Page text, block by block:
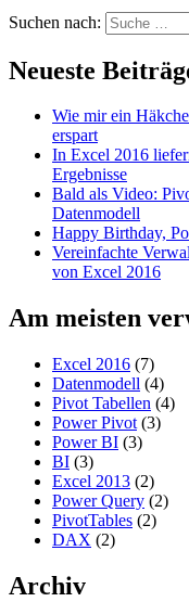
Suchen nach:
Neueste
Wie mir ein
erspart
In Excel 2016
Ergebnisse
Bald als Video:
Datenmodell
Happy Birthday,
Vereinfachte
von Excel 2016
Am meisten
Excel 2016 (7)
Datenmodell (4)
Pivot Tabellen (4)
Power Pivot (3)
Power BI (3)
BI (3)
Excel 2013 (2)
Power Query (2)
PivotTables (2)
DAX (2)
Archiv